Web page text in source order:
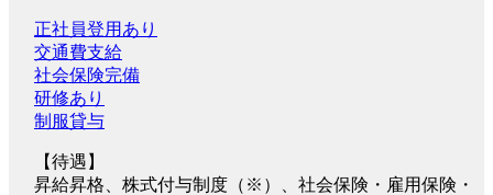
正社員登用あり
交通費支給
社会保険完備
研修あり
制服貸与
【待遇】
昇給昇格、株式付与制度（※）、社会保険・雇用保険・